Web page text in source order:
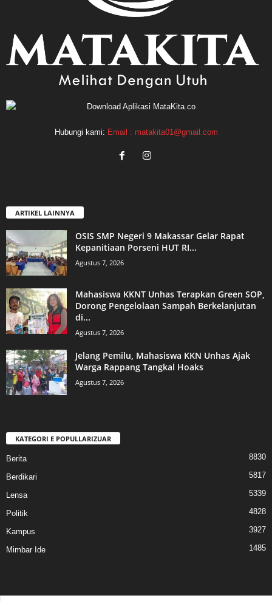
Hubungi kami: Email : matakita01@gmail.com
ARTIKEL LAINNYA
OSIS SMP Negeri 9 Makassar Gelar Rapat
Kepanitiaan Porseni HUT RI...
Agustus 7, 2026
Mahasiswa KKNT Unhas Terapkan Green SOP,
Dorong Pengelolaan Sampah Berkelanjutan
di...
Agustus 7, 2026
Jelang Pemilu, Mahasiswa KKN Unhas Ajak
Warga Rappang Tangkal Hoaks
Agustus 7, 2026
KATEGORI E POPULLARIZUAR
Berita 8830
Berdikari 5817
Lensa 5339
Politik 4828
Kampus 3927
Mimbar Ide 1485